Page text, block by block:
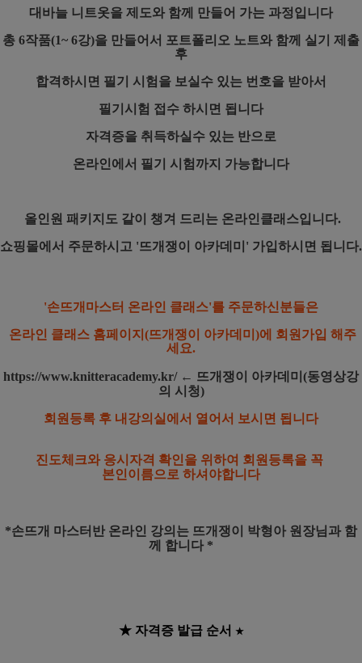
대바늘 니트옷을 제도와 함께 만들어 가는 과정입니다
총 6작품(1~ 6강)을 만들어서 포트폴리오 노트와 함께 실기 제출
후
합격하시면 필기 시험을 보실수 있는 번호을 받아서
필기시험 접수 하시면 됩니다
자격증을 취득하실수 있는 반으로
온라인에서 필기 시험까지 가능합니다
올인원 패키지도 같이 챙겨 드리는 온라인클래스입니다.
쇼핑몰에서 주문하시고 '뜨개쟁이 아카데미' 가입하시면 됩니다.
'손뜨개마스터 온라인 클래스'를 주문하신분들은
온라인 클래스 홈페이지(뜨개쟁이 아카데미)에 회원가입 해주
세요.
https://www.knitteracademy.kr/← 뜨개쟁이 아카데미(동영상강
의 시청)
회원등록 후 내강의실에서 열어서 보시면 됩니다
진도체크와 응시자격 확인을 위하여 회원등록을 꼭
본인이름으로 하셔야합니다
*손뜨개 마스터반 온라인 강의는 뜨개쟁이 박형아 원장님과 함
께 합니다 *
★ 자격증 발급 순서 ★